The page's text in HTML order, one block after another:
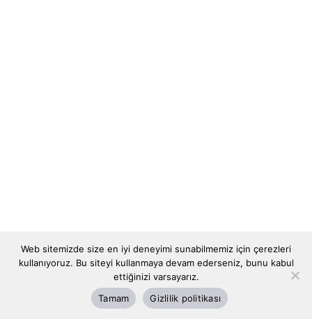
Web sitemizde size en iyi deneyimi sunabilmemiz için çerezleri
kullanıyoruz. Bu siteyi kullanmaya devam ederseniz, bunu kabul
ettiğinizi varsayarız.
Tamam
Gizlilik politikası